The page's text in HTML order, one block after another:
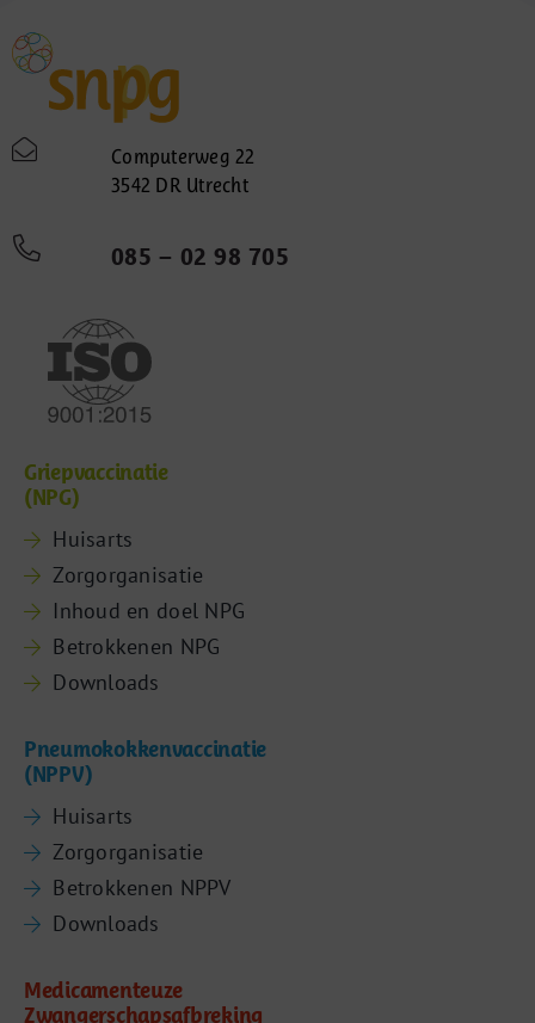
Computerweg 22
3542 DR Utrecht
085 – 02 98 705
Griepvaccinatie
(NPG)
Huisarts
Zorgorganisatie
Inhoud en doel NPG
Betrokkenen NPG
Downloads
Pneumokokkenvaccinatie
(NPPV)
Huisarts
Zorgorganisatie
Betrokkenen NPPV
Downloads
Medicamenteuze
Zwangerschapsafbreking